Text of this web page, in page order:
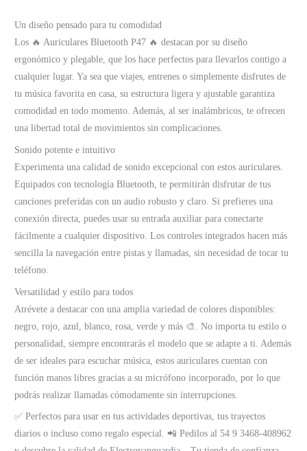
Un diseño pensado para tu comodidad
Los 🔥 Auriculares Bluetooth P47 🔥 destacan por su diseño
ergonómico y plegable, que los hace perfectos para llevarlos contigo a
cualquier lugar. Ya sea que viajes, entrenes o simplemente disfrutes de
tu música favorita en casa, su estructura ligera y ajustable garantiza
comodidad en todo momento. Además, al ser inalámbricos, te ofrecen
una libertad total de movimientos sin complicaciones.
Sonido potente e intuitivo
Experimenta una calidad de sonido excepcional con estos auriculares.
Equipados con tecnología Bluetooth, te permitirán disfrutar de tus
canciones preferidas con un audio robusto y claro. Si prefieres una
conexión directa, puedes usar su entrada auxiliar para conectarte
fácilmente a cualquier dispositivo. Los controles integrados hacen más
sencilla la navegación entre pistas y llamadas, sin necesidad de tocar tu
teléfono.
Versatilidad y estilo para todos
Atrévete a destacar con una amplia variedad de colores disponibles:
negro, rojo, azul, blanco, rosa, verde y más 🎨. No importa tu estilo o
personalidad, siempre encontrarás el modelo que se adapte a ti. Además
de ser ideales para escuchar música, estos auriculares cuentan con
función manos libres gracias a su micrófono incorporado, por lo que
podrás realizar llamadas cómodamente sin interrupciones.
✅ Perfectos para usar en tus actividades deportivas, tus trayectos
diarios o incluso como regalo especial. 📲 Pedilos al 54 9 3468-408962